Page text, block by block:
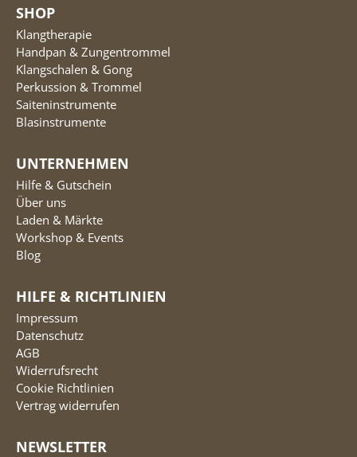
SHOP
Klangtherapie
Handpan & Zungentrommel
Klangschalen & Gong
Perkussion & Trommel
Saiteninstrumente
Blasinstrumente
UNTERNEHMEN
Hilfe & Gutschein
Über uns
Laden & Märkte
Workshop & Events
Blog
HILFE & RICHTLINIEN
Impressum
Datenschutz
AGB
Widerrufsrecht
Cookie Richtlinien
Vertrag widerrufen
NEWSLETTER